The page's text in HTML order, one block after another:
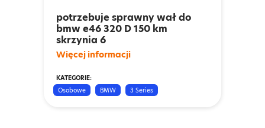
potrzebuje sprawny wał do
bmw e46 320 D 150 km
skrzynia 6
Więcej informacji
KATEGORIE:
Osobowe
BMW 3 Series